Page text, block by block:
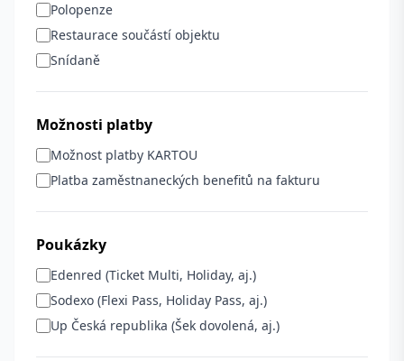
Polopenze
Restaurace součástí objektu
Snídaně
Možnosti platby
Možnost platby KARTOU
Platba zaměstnaneckých benefitů na fakturu
Poukázky
Edenred (Ticket Multi, Holiday, aj.)
Sodexo (Flexi Pass, Holiday Pass, aj.)
Up Česká republika (Šek dovolená, aj.)